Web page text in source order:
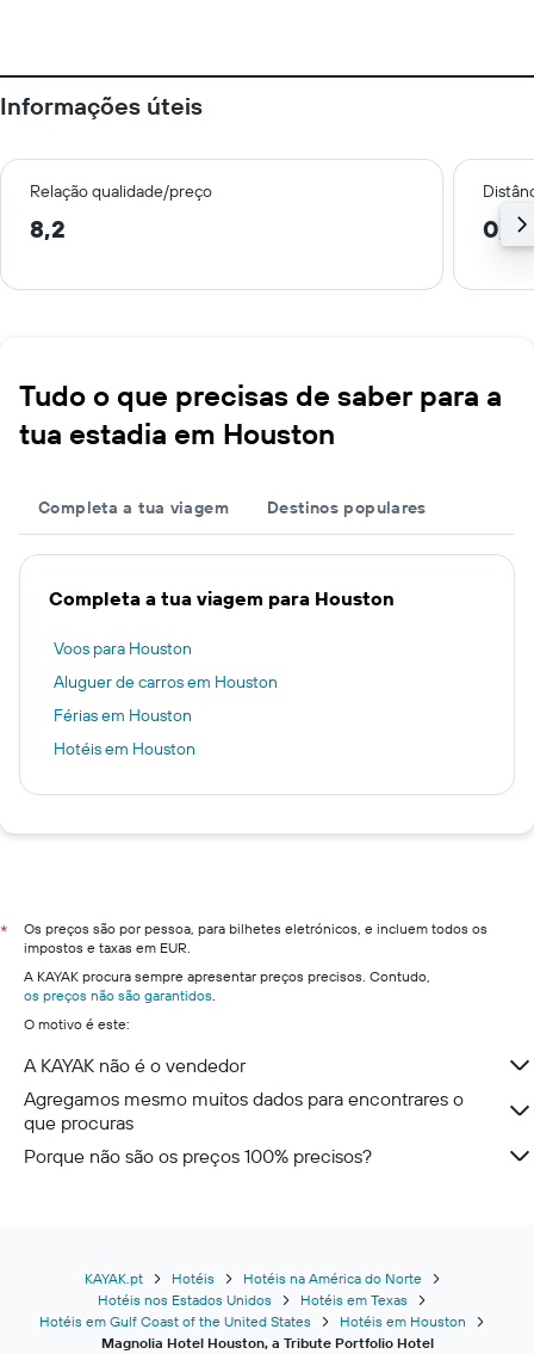
Informações úteis
Relação qualidade/preço
8,2 0,6
Tudo o que precisas de saber para a
tua estadia em Houston
Completa a tua viagem Destinos populares
Completa a tua viagem para Houston
Voos para Houston
Aluguer de carros em Houston
Férias em Houston
Hotéis em Houston
*
Os preços são por pessoa, para bilhetes eletrónicos, e incluem todos os
impostos e taxas em EUR.
A KAYAK procura sempre apresentar preços precisos. Contudo,
os preços não são garantidos.
O motivo é este:
A KAYAK não é o vendedor
Agregamos mesmo muitos dados para encontrares o
que procuras
Porque não são os preços 100% precisos?
KAYAK.pt Hotéis
Hotéis na América do Norte
Hotéis nos Estados Unidos
Hotéis em Texas
Hotéis em Gulf Coast of the United States
Hotéis em Houston
Magnolia Hotel Houston, a Tribute Portfolio Hotel